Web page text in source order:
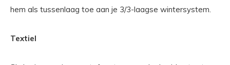
hem als tussenlaag toe aan je 3/3-laagse wintersystem.
Textiel